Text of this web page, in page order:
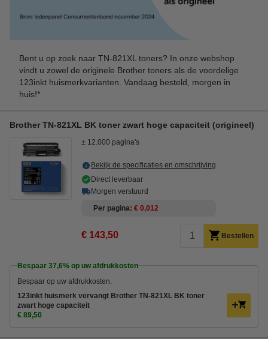
Bent u op zoek naar TN-821XL toners? In onze webshop
vindt u zowel de originele Brother toners als de voordelige
123inkt huismerkvarianten. Vandaag besteld, morgen in
huis!*
Brother TN-821XL BK toner zwart hoge capaciteit (origineel)
± 12.000 pagina's
Bekijk de specificaties en omschrijving
Direct leverbaar
Morgen verstuurd
Per pagina € 0,012
€ 143,50 Bestellen
Bespaar 37,6% op uw afdrukkosten
Bespaar op uw afdrukkosten.
123inkt huismerk vervangt Brother TN-821XL BK toner
zwart hoge capaciteit
€ 89,50